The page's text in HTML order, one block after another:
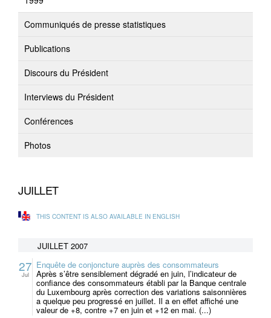
Communiqués de presse statistiques
Publications
Discours du Président
Interviews du Président
Conférences
Photos
JUILLET
THIS CONTENT IS ALSO AVAILABLE IN ENGLISH
JUILLET 2007
27
Jul
Enquête de conjoncture auprès des consommateurs
Après s’être sensiblement dégradé en juin, l’indicateur de
confiance des consommateurs établi par la Banque centrale
du Luxembourg après correction des variations saisonnières
a quelque peu progressé en juillet. Il a en effet affiché une
valeur de +8, contre +7 en juin et +12 en mai. (...)